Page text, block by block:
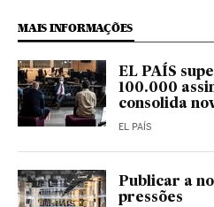
MAIS INFORMAÇÕES
EL PAÍS
100.000
consolida
EL PAÍS
Publicar a
pressões